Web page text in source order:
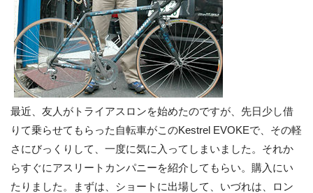
最近、友人がトライアスロンを始めたのですが、先日少し借
りて乗らせてもらった自転車がこのKestrel EVOKEで、その軽
さにびっくりして、一度に気に入ってしまいました。それか
らすぐにアスリートカンパニーを紹介してもらい。購入にい
たりました。まずは、ショートに出場して、いづれは、ロン